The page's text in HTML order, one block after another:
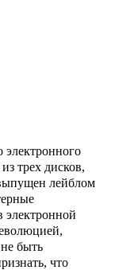
электронного
трех дисков,
лейблом
электронной
быть
что